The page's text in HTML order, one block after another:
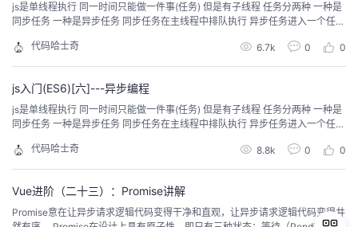
博
客
的
论
坛
我
的
圈
子
我
的
直
播
我
的
活
我
的
我
的
js是单线程执行 同一时间只能做一件事(任务) 但是有子线程 任务分两种 一种是
同步任务 一种是异步任务 同步任务在主线程中排队执行 异步任务进入一个任务
程有 同步任务A 异步任务B 同步任务C 异步任务D 同步任务E 那么 就先执行 A
C E 再执行 B D 例子如下 ...
代码哈士奇 6.7k 0 0
js入门(ES6)[六]---异步编程
js是单线程执行 同一时间只能做一件事(任务) 但是有子线程 任务分两种 一种是
同步任务 一种是异步任务 同步任务在主线程中排队执行 异步任务进入一个任务
程有 同步任务A 异步任务B 同步任务C 异步任务D 同步任务E 那么 就先执行 A
C E 再执行 B D 例子如下 ...
代码哈士奇 8.8k 0 0
Vue进阶（二十三）：Promise讲解
Promise意在让异步请求逻辑代码变得干净和直观，让异步请求逻辑代码变得井